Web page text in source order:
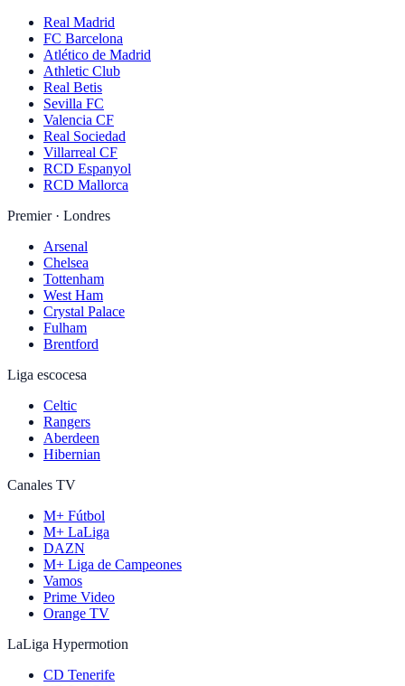
Real Madrid
FC Barcelona
Atlético de Madrid
Athletic Club
Real Betis
Sevilla FC
Valencia CF
Real Sociedad
Villarreal CF
RCD Espanyol
RCD Mallorca
Premier · Londres
Arsenal
Chelsea
Tottenham
West Ham
Crystal Palace
Fulham
Brentford
Liga escocesa
Celtic
Rangers
Aberdeen
Hibernian
Canales TV
M+ Fútbol
M+ LaLiga
DAZN
M+ Liga de Campeones
Vamos
Prime Video
Orange TV
LaLiga Hypermotion
CD Tenerife